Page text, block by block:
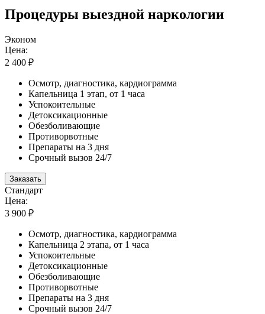
Процедуры выездной наркологии
Эконом
Цена:
2 400 ₽
Осмотр, диагностика, кардиограмма
Капельница 1 этап, от 1 часа
Успокоительные
Детоксикационные
Обезболивающие
Противорвотные
Препараты на 3 дня
Срочный вызов 24/7
Заказать
Стандарт
Цена:
3 900 ₽
Осмотр, диагностика, кардиограмма
Капельница 2 этапа, от 1 часа
Успокоительные
Детоксикационные
Обезболивающие
Противорвотные
Препараты на 3 дня
Срочный вызов 24/7